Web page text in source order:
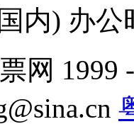
内) 办
网 1999